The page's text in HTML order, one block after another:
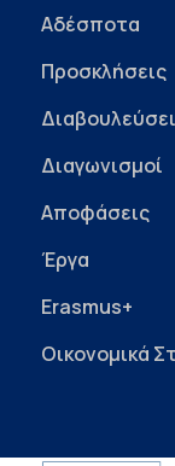
Αδέσποτα
Προσκλήσεις
Διαγωνισμοί
Αποφάσεις
Έργα
Erasmus+
Οικονομικά